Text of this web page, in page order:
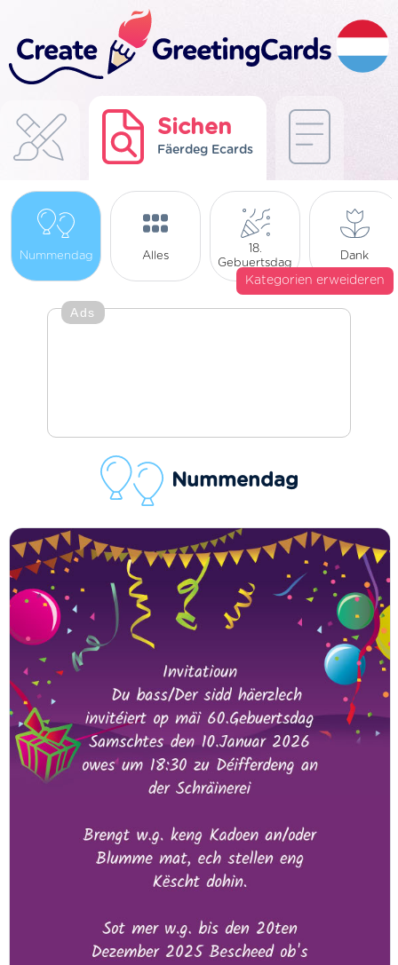
Sichen
Fäerdeg Ecards
Nummendag Alles
18.
Gebuertsdag
Dank
Kategorien erweideren
Ads
Nummendag